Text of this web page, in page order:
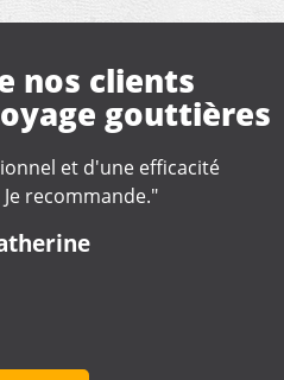
nos clients
Réhon, 2 rue
travail qui s'en suit
de travaux cordiale."
De pascal38